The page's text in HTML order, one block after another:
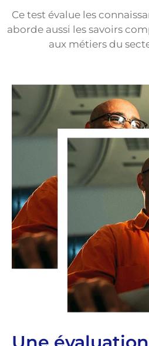
Ce test évalue les
aborde aussi les savoirs
aux métiers du